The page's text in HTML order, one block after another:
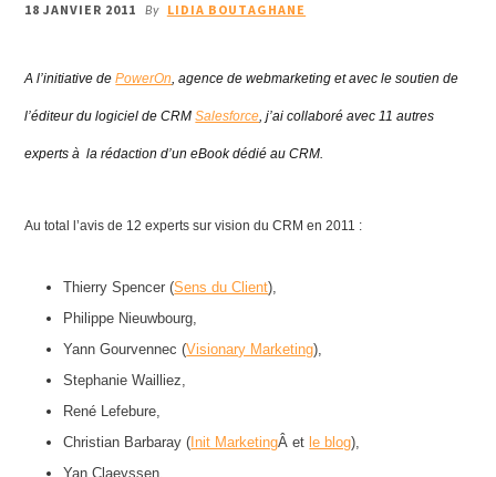
18 JANVIER 2011 By LIDIA BOUTAGHANE
A l’initiative dePowerOn, agence de webmarketing et avec le soutien de
l’éditeur du logiciel de CRMSalesforce, j’ai collaboré avec 11 autres
experts à la rédaction d’un eBook dédié au CRM.
Au total l’avis de 12 experts sur vision du CRM en 2011 :
Thierry Spencer (Sens du Client),
Philippe Nieuwbourg,
Yann Gourvennec (Visionary Marketing),
Stephanie Wailliez,
René Lefebure,
Christian Barbaray ( Init MarketingÂ et le blog),
Yan Claeyssen,